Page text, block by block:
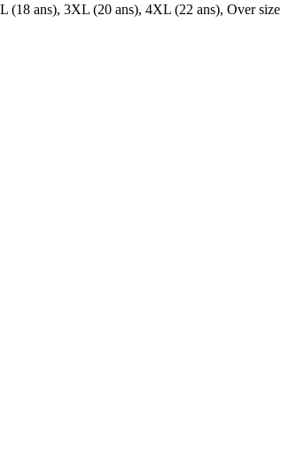
(18 ans), 3XL (20 ans), 4XL (22 ans), Over size